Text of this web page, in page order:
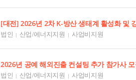
법인 산업/에너지지원 사업비지원
2026년 공예 해외진출 컨설팅 추가 참가사
법인 산업/에너지지원 사업비지원